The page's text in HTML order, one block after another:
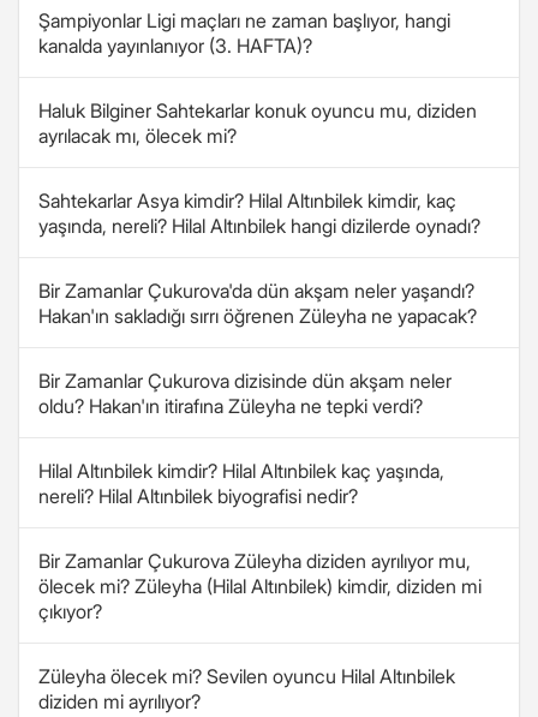
Şampiyonlar Ligi maçları ne zaman başlıyor, hangi
kanalda yayınlanıyor (3. HAFTA)?
Haluk Bilginer Sahtekarlar konuk oyuncu mu, diziden
ayrılacak mı, ölecek mi?
Sahtekarlar Asya kimdir? Hilal Altınbilek kimdir, kaç
yaşında, nereli? Hilal Altınbilek hangi dizilerde oynadı?
Bir Zamanlar Çukurova'da dün akşam neler yaşandı?
Hakan'ın sakladığı sırrı öğrenen Züleyha ne yapacak?
Bir Zamanlar Çukurova dizisinde dün akşam neler
oldu? Hakan'ın itirafına Züleyha ne tepki verdi?
Hilal Altınbilek kimdir? Hilal Altınbilek kaç yaşında,
nereli? Hilal Altınbilek biyografisi nedir?
Bir Zamanlar Çukurova Züleyha diziden ayrılıyor mu,
ölecek mi? Züleyha (Hilal Altınbilek) kimdir, diziden mi
çıkıyor?
Züleyha ölecek mi? Sevilen oyuncu Hilal Altınbilek
diziden mi ayrılıyor?